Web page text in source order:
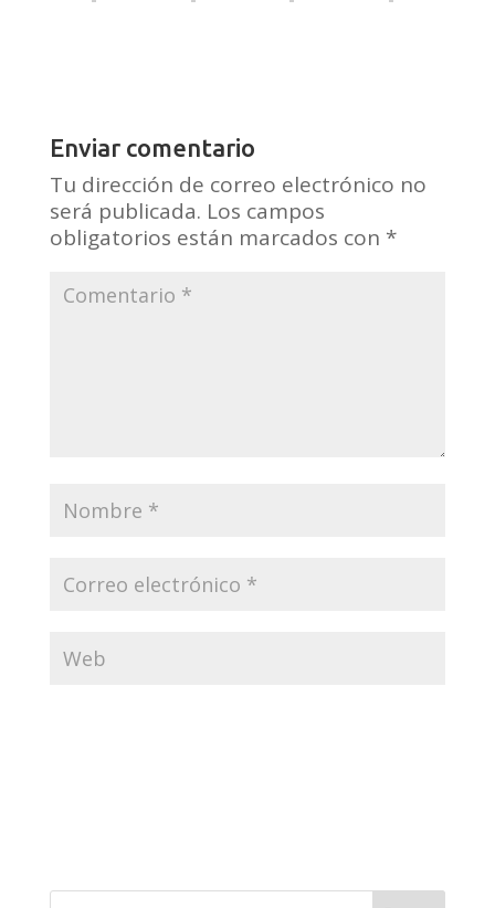
Enviar comentario
Tu dirección de correo electrónico no
será publicada. Los campos
obligatorios están marcados con *